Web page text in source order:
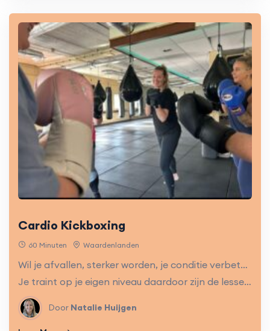
Cardio Kickboxing
60 Minuten Waardenlanden
Wil je afvallen, sterker worden, je conditie verbeteren of je zelfvertrouwen vergroten? Kom dan Cardio Kickboxen!
Je traint op je eigen niveau daardoor zijn de lessen geschikt voor beginners en gevorderden.
Door Natalie Huijgen